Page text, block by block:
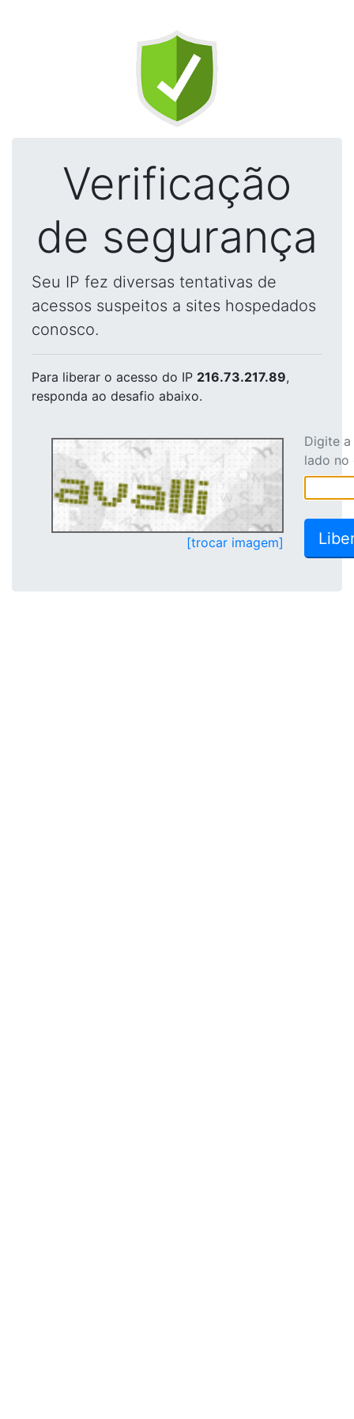
Verificação
de segurança
Seu IP fez diversas tentativas de
acessos suspeitos a sites hospedados
conosco.
Para liberar o acesso do IP 216.73.217.89,
responda ao desafio abaixo.
[trocar imagem]
Digite
lado no